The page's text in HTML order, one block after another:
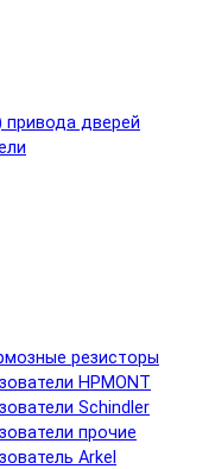
привода дверей
резисторы
HPMONT
Schindler
прочие
Arkel